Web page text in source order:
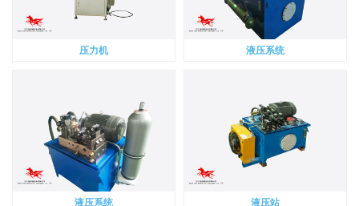
压力机 液压系统
液压系统 液压站